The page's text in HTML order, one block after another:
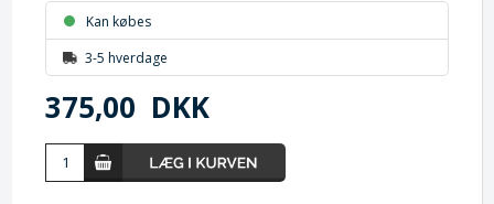
Kan købes
3-5 hverdage
375,00 DKK